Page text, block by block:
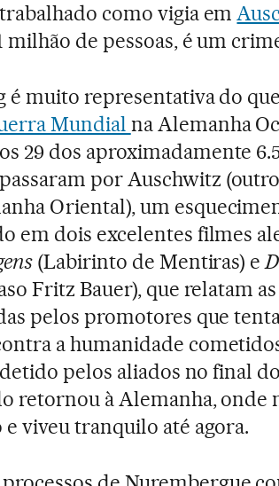
como vigia em
milhão de pessoas, é um
é muito representativa do
Mundial na Alemanha
29 dos aproximadamente
por Auschwitz
Oriental), um
em dois excelentes filmes
(Labirinto de Mentiras) e
Fritz Bauer), que relatam
pelos promotores que
a humanidade
pelos aliados no final
retornou à Alemanha, onde
viveu tranquilo até agora.